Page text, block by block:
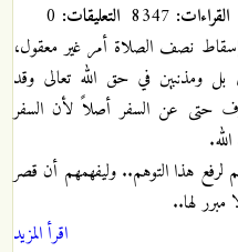
القراءات: التعليقات:
نصف الصلاة أمر غير معقول،
ومذنبين في حق الله تعالى وقد
حتى عن السفر أصلاً لأن السفر
هذا التوهم.. وليفهمهم أن قصر
لها..
اقرأ المزيد